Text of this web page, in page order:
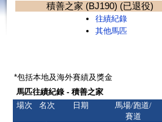
積善之家 (BJ190) (已退役)
往績紀錄
其他馬匹
*包括本地及海外賽績及獎金
馬匹往績紀錄 - 積善之家
場次
名次 日期
馬場/跑道/
賽道